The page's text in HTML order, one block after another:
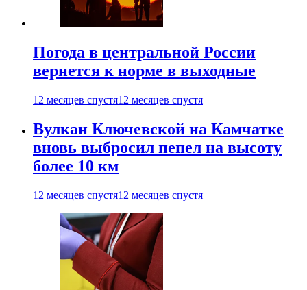
Погода в центральной России
вернется к норме в выходные
12 месяцев спустя12 месяцев спустя
Вулкан Ключевской на Камчатке
вновь выбросил пепел на высоту
более 10 км
12 месяцев спустя12 месяцев спустя